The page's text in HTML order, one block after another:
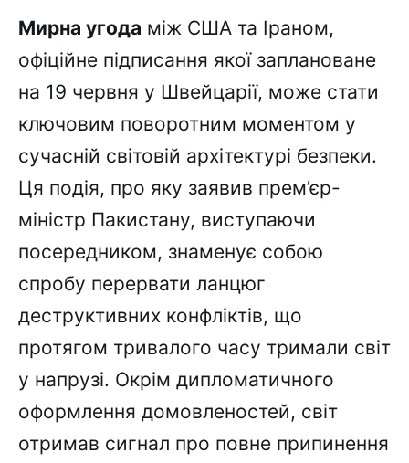
Мирна угода між США та Іраном,
офіційне підписання якої заплановане
на 19 червня у Швейцарії, може стати
ключовим поворотним моментом у
сучасній світовій архітектурі безпеки.
Ця подія, про яку заявив прем’єр-
міністр Пакистану, виступаючи
посередником, знаменує собою
спробу перервати ланцюг
деструктивних конфліктів, що
протягом тривалого часу тримали світ
у напрузі. Окрім дипломатичного
оформлення домовленостей, світ
отримав сигнал про повне припинення